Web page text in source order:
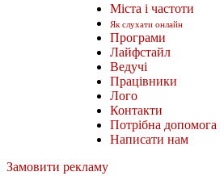
Міста і частоти
Як слухати онлайн
Програми
Лайфстайл
Ведучі
Працівники
Лого
Контакти
Потрібна допомога
Написати нам
Замовити рекламу